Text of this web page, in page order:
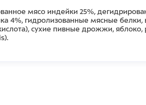
мясо индейки 25%,
4%, гидролизованные мясные белки,
сухие пивные дрожжи,